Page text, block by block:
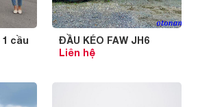
1 cầu
ĐẦU KÉO FAW JH6
Liên hệ